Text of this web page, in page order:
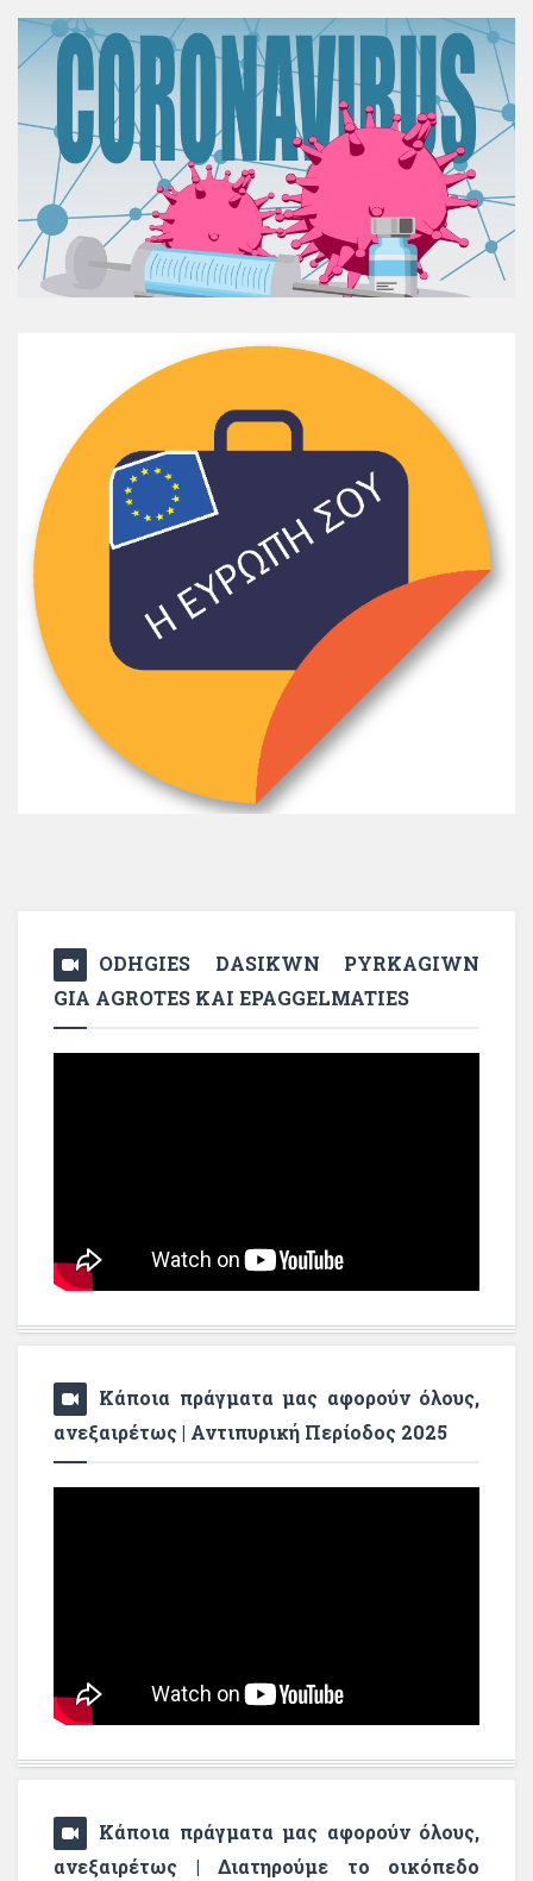
ODHGIES DASIKWN PYRKAGIWN
GIA AGROTES KAI EPAGGELMATIES
Κάποια πράγματα μας αφορούν όλους,
ανεξαιρέτως | Αντιπυρική Περίοδος 2025
Κάποια πράγματα μας αφορούν όλους,
ανεξαιρέτως | Διατηρούμε το οικόπεδο